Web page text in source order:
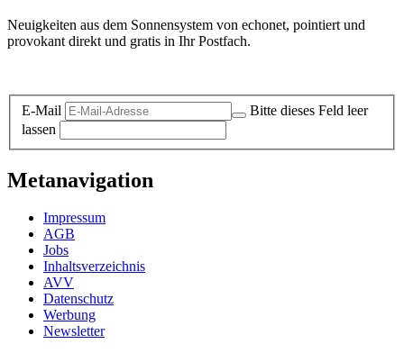
Neuigkeiten aus dem Sonnensystem von echonet, pointiert und
provokant direkt und gratis in Ihr Postfach.
E-Mail
Bitte dieses Feld leer
lassen
Metanavigation
Impressum
AGB
Jobs
Inhaltsverzeichnis
AVV
Datenschutz
Werbung
Newsletter